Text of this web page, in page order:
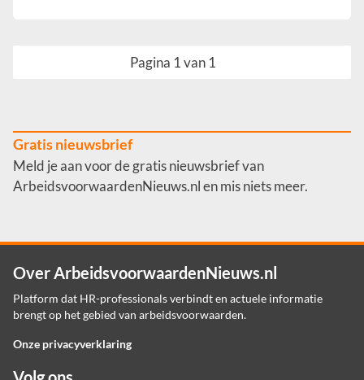
Pagina 1 van 1
Gratis nieuwsbrief
Meld je aan voor de gratis nieuwsbrief van
ArbeidsvoorwaardenNieuws.nl en mis niets meer.
Over ArbeidsvoorwaardenNieuws.nl
Platform dat HR-professionals verbindt en actuele informatie
brengt op het gebied van arbeidsvoorwaarden.
Onze privacyverklaring